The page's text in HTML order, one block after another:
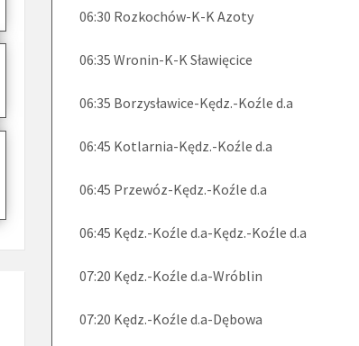
06:30 Rozkochów-K-K Azoty
06:35 Wronin-K-K Sławięcice
06:35 Borzysławice-Kędz.-Koźle d.a
06:45 Kotlarnia-Kędz.-Koźle d.a
06:45 Przewóz-Kędz.-Koźle d.a
06:45 Kędz.-Koźle d.a-Kędz.-Koźle d.a
07:20 Kędz.-Koźle d.a-Wróblin
07:20 Kędz.-Koźle d.a-Dębowa